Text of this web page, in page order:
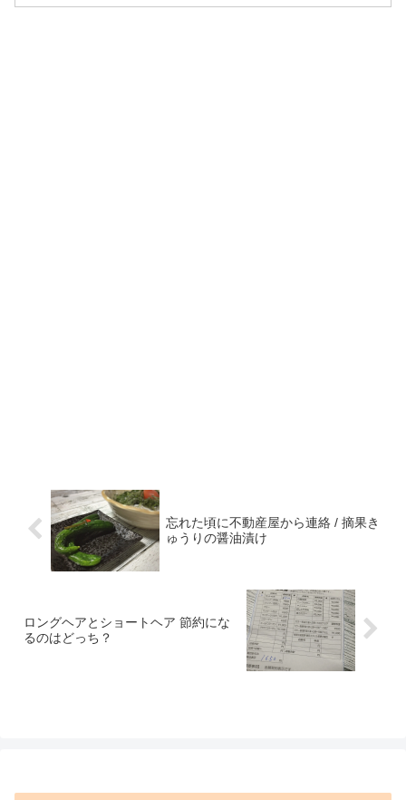
忘れた頃に不動産屋から連絡 / 摘果き
ゅうりの醤油漬け
ロングヘアとショートヘア 節約にな
るのはどっち？